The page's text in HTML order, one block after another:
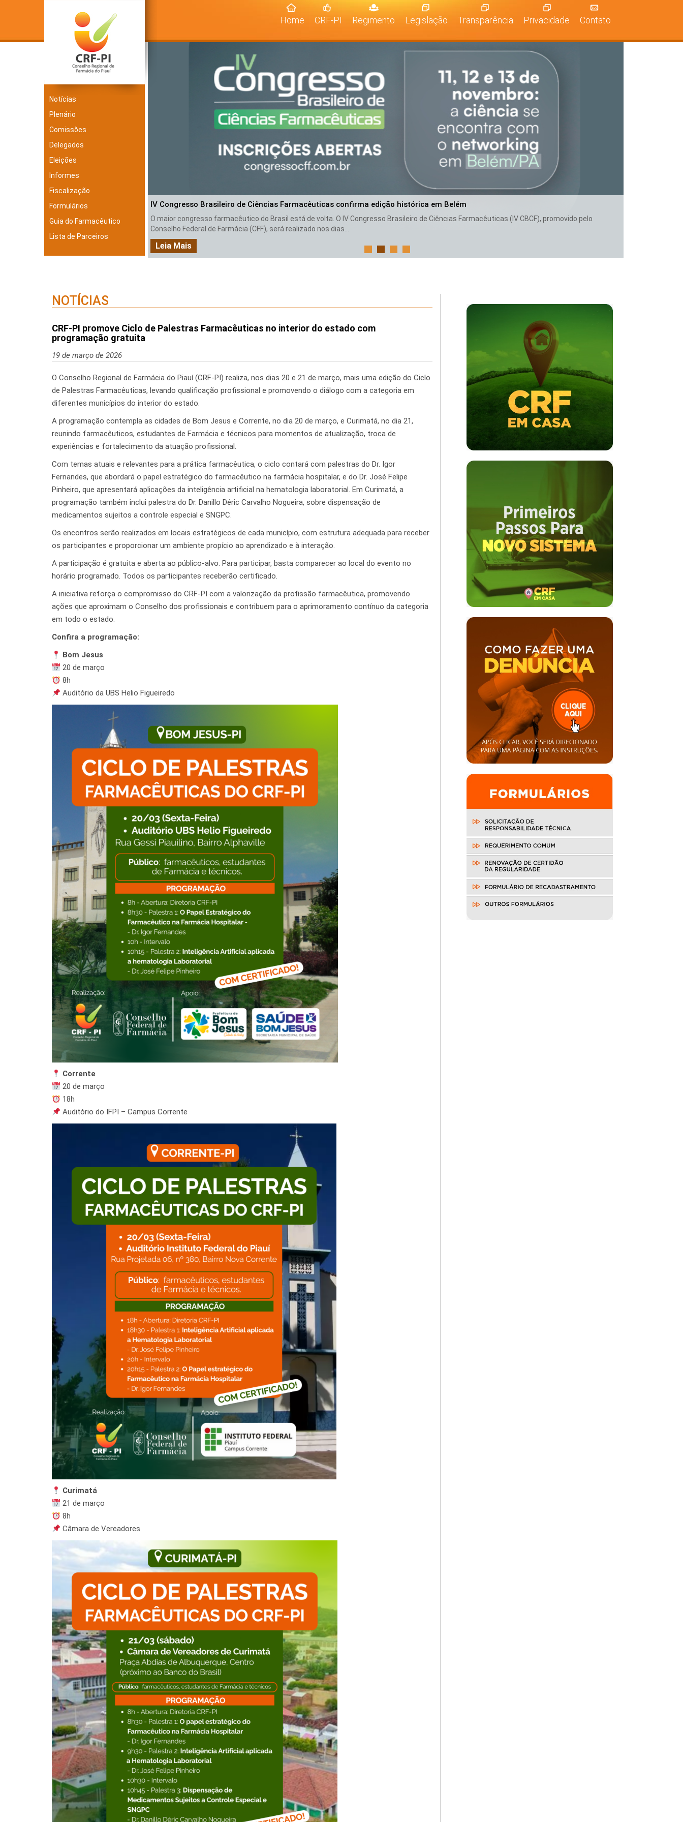
Home (current)
CRF-PI Regimento Legislação Transparência Privacidade Contato
Notícias
Plenário
Comissões
Delegados
Eleições
Informes
Fiscalização
Formulários
Guia do Farmacêutico
Lista de Parceiros
IV Congresso Brasileiro de Ciências Farmacêuticas confirma edição histórica em Belém
O maior congresso farmacêutico do Brasil está de volta. O IV Congresso Brasileiro de Ciências Farmacêuticas (IV CBCF), promovido pelo
Conselho Federal de Farmácia (CFF), será realizado nos dias...
Leia Mais
NOTÍCIAS
CRF-PI promove Ciclo de Palestras Farmacêuticas no interior do estado com
programação gratuita
19 de março de 2026
O Conselho Regional de Farmácia do Piauí (CRF-PI) realiza, nos dias 20 e 21 de março, mais uma edição do Ciclo
de Palestras Farmacêuticas, levando qualificação profissional e promovendo o diálogo com a categoria em
diferentes municípios do interior do estado.
A programação contempla as cidades de Bom Jesus e Corrente, no dia 20 de março, e Curimatá, no dia 21,
reunindo farmacêuticos, estudantes de Farmácia e técnicos para momentos de atualização, troca de
experiências e fortalecimento da atuação profissional.
Com temas atuais e relevantes para a prática farmacêutica, o ciclo contará com palestras do Dr. Igor
Fernandes, que abordará o papel estratégico do farmacêutico na farmácia hospitalar, e do Dr. José Felipe
Pinheiro, que apresentará aplicações da inteligência artificial na hematologia laboratorial. Em Curimatá, a
programação também inclui palestra do Dr. Danillo Déric Carvalho Nogueira, sobre dispensação de
medicamentos sujeitos a controle especial e SNGPC.
Os encontros serão realizados em locais estratégicos de cada município, com estrutura adequada para receber
os participantes e proporcionar um ambiente propício ao aprendizado e à interação.
A participação é gratuita e aberta ao público-alvo. Para participar, basta comparecer ao local do evento no
horário programado. Todos os participantes receberão certificado.
A iniciativa reforça o compromisso do CRF-PI com a valorização da profissão farmacêutica, promovendo
ações que aproximam o Conselho dos profissionais e contribuem para o aprimoramento contínuo da categoria
em todo o estado.
Confira a programação:
Bom Jesus
20 de março
8h
Auditório da UBS Helio Figueiredo
Corrente
20 de março
18h
Auditório do IFPI – Campus Corrente
Curimatá
21 de março
8h
Câmara de Vereadores